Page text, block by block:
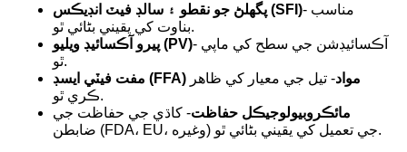
پگھلڻ جو نقطو ۽ سالڊ فيٽ انڊيڪس (SFI)- مناسب
بناوت کي يقيني بڻائي ٿو.
پيرو آڪسائيڊ ويليو (PV)- آڪسائيڊشن جي سطح کي ماپي
ٿو.
مفت فيٽي ايسڊ (FFA) مواد- تيل جي معيار کي ظاهر
ڪري ٿو.
مائڪروبيولوجيڪل حفاظت- کاڌي جي حفاظت جي
ضابطن (FDA، EU، وغيره) جي تعميل کي يقيني بڻائي ٿو.